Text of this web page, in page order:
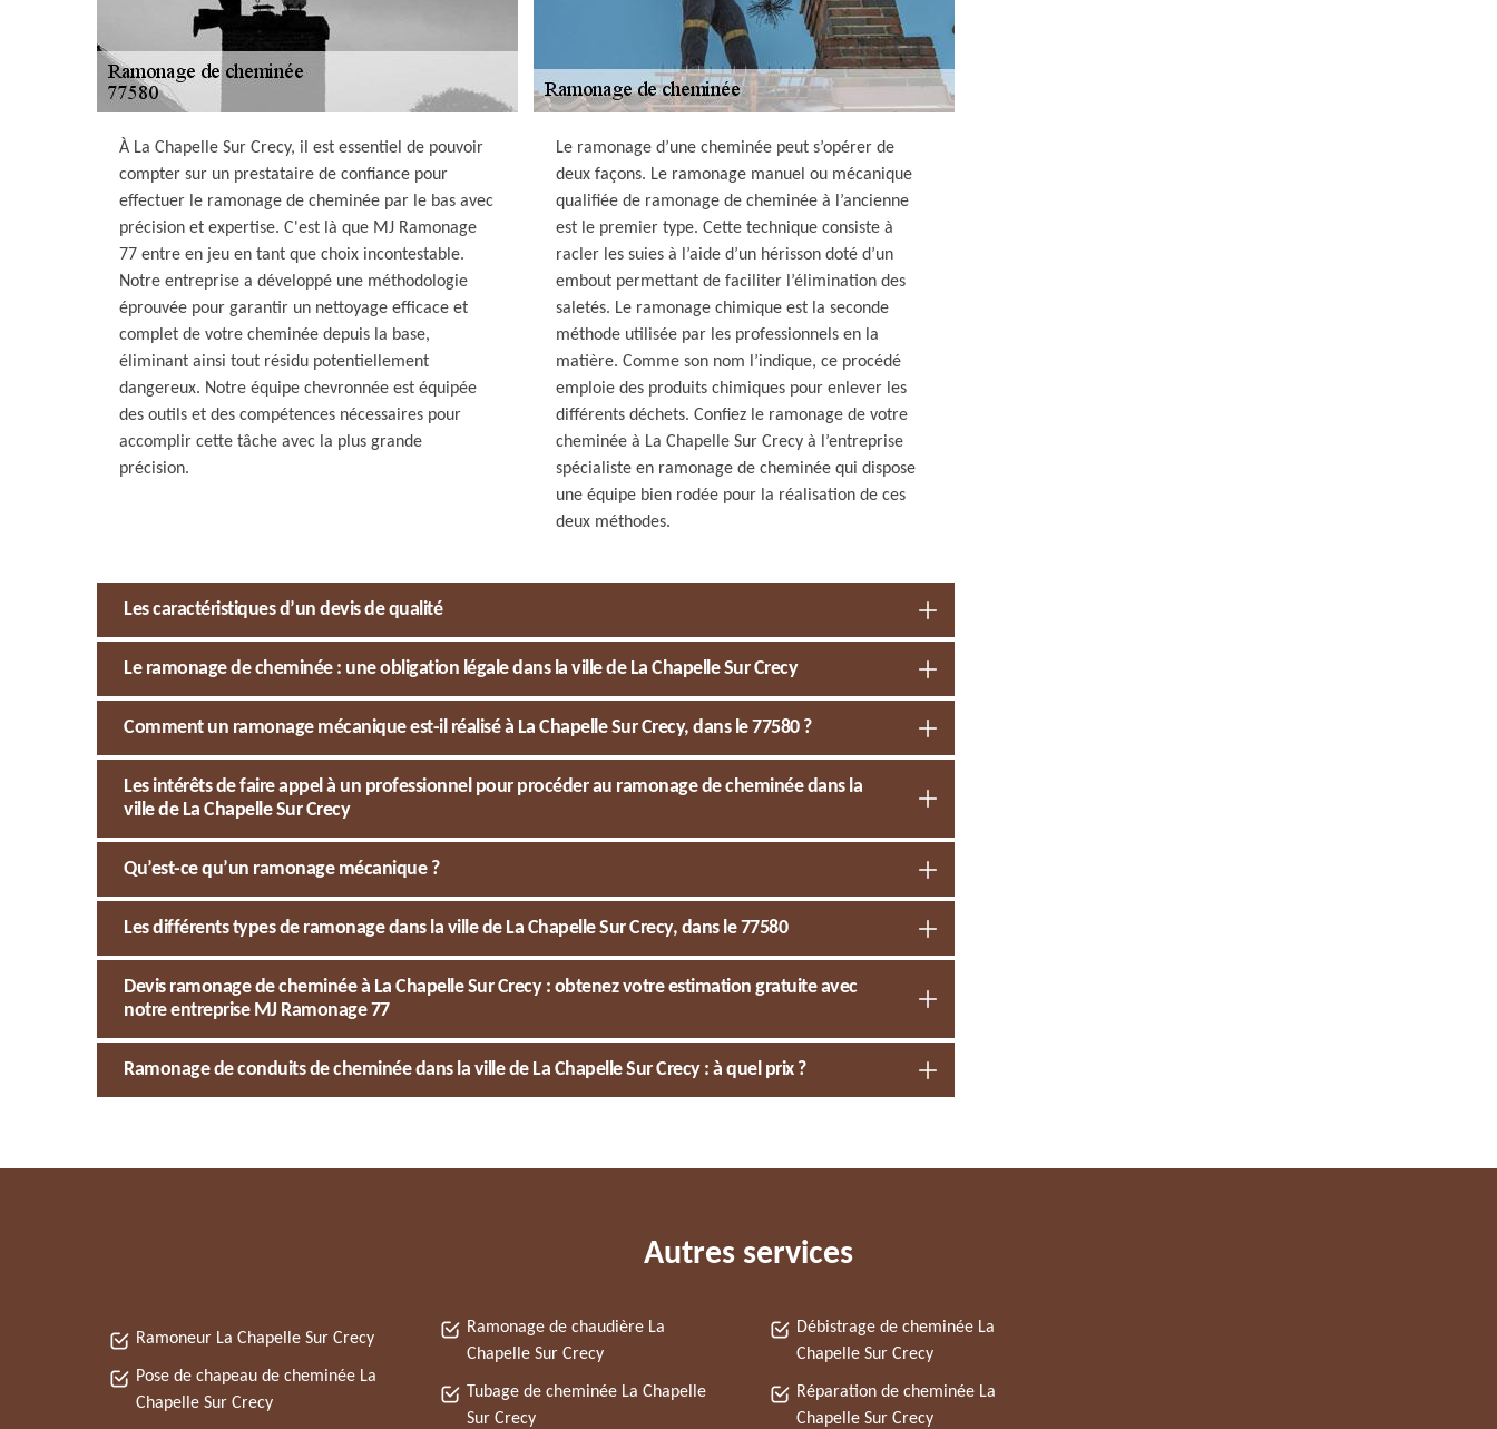
À La Chapelle Sur Crecy, il est essentiel de pouvoir
compter sur un prestataire de confiance pour
effectuer le ramonage de cheminée par le bas avec
précision et expertise. C'est là que MJ Ramonage
77 entre en jeu en tant que choix incontestable.
Notre entreprise a développé une méthodologie
éprouvée pour garantir un nettoyage efficace et
complet de votre cheminée depuis la base,
éliminant ainsi tout résidu potentiellement
dangereux. Notre équipe chevronnée est équipée
des outils et des compétences nécessaires pour
accomplir cette tâche avec la plus grande
précision.
Le ramonage d’une cheminée peut s’opérer de
deux façons. Le ramonage manuel ou mécanique
qualifiée de ramonage de cheminée à l’ancienne
est le premier type. Cette technique consiste à
racler les suies à l’aide d’un hérisson doté d’un
embout permettant de faciliter l’élimination des
saletés. Le ramonage chimique est la seconde
méthode utilisée par les professionnels en la
matière. Comme son nom l’indique, ce procédé
emploie des produits chimiques pour enlever les
différents déchets. Confiez le ramonage de votre
cheminée à La Chapelle Sur Crecy à l’entreprise
spécialiste en ramonage de cheminée qui dispose
une équipe bien rodée pour la réalisation de ces
deux méthodes.
Les caractéristiques d’un devis de qualité
Le ramonage de cheminée : une obligation légale dans la ville de La Chapelle Sur Crecy
Comment un ramonage mécanique est-il réalisé à La Chapelle Sur Crecy, dans le 77580 ?
Les intérêts de faire appel à un professionnel pour procéder au ramonage de cheminée dans la
ville de La Chapelle Sur Crecy
Qu’est-ce qu’un ramonage mécanique ?
Les différents types de ramonage dans la ville de La Chapelle Sur Crecy, dans le 77580
Devis ramonage de cheminée à La Chapelle Sur Crecy : obtenez votre estimation gratuite avec
notre entreprise MJ Ramonage 77
Ramonage de conduits de cheminée dans la ville de La Chapelle Sur Crecy : à quel prix ?
Autres services
Ramoneur La Chapelle Sur Crecy
Pose de chapeau de cheminée La
Chapelle Sur Crecy
Ramonage de chaudière La
Chapelle Sur Crecy
Tubage de cheminée La Chapelle
Sur Crecy
Débistrage de cheminée La
Chapelle Sur Crecy
Réparation de cheminée La
Chapelle Sur Crecy